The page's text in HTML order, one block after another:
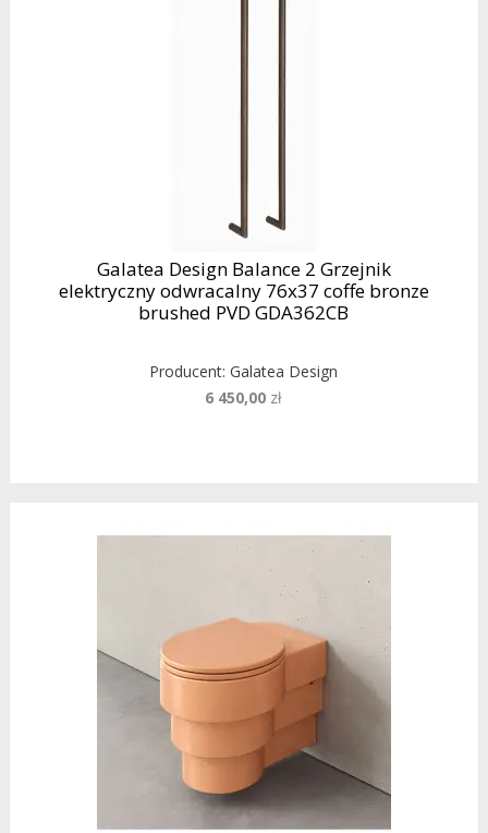
Galatea Design Balance 2 Grzejnik
elektryczny odwracalny 76x37 coffe bronze
brushed PVD GDA362CB
Producent:Galatea Design
6 450,00 zł